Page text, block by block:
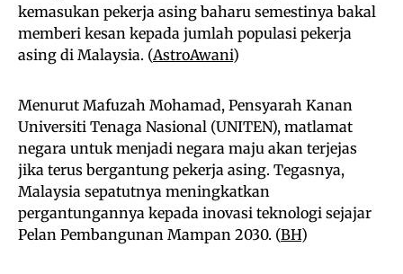
kemasukan pekerja asing baharu semestinya bakal
memberi kesan kepada jumlah populasi pekerja
asing di Malaysia. (AstroAwani)
Menurut Mafuzah Mohamad, Pensyarah Kanan
Universiti Tenaga Nasional (UNITEN), matlamat
negara untuk menjadi negara maju akan terjejas
jika terus bergantung pekerja asing. Tegasnya,
Malaysia sepatutnya meningkatkan
pergantungannya kepada inovasi teknologi sejajar
Pelan Pembangunan Mampan 2030. (BH)